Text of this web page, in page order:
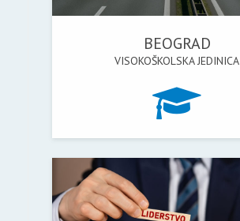
BEOGRAD
VISOKOŠKOLSKA JEDINICA